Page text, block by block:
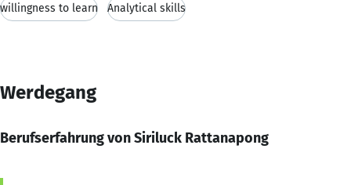
willingness to learn Analytical skills
Werdegang
Berufserfahrung von Siriluck Rattanapong